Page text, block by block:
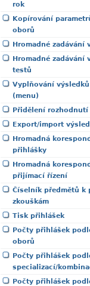
rok
Kopírování
oborů
Hromadné zadávání
Hromadné zadávání
testů
Vyplňování
(menu)
Přidělení rozhodnutí
Export/import
Hromadná
přihlášky
Hromadná
přijímací řízení
Číselník předmětů k
zkouškám
Tisk přihlášek
Počty přihlášek
oborů
Počty přihlášek
specializací/
Počty přihlášek